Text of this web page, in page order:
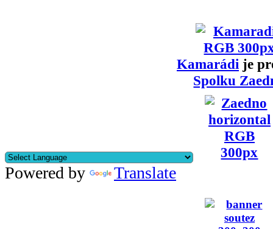
Kamarádi je
Spolku
Powered by Translate